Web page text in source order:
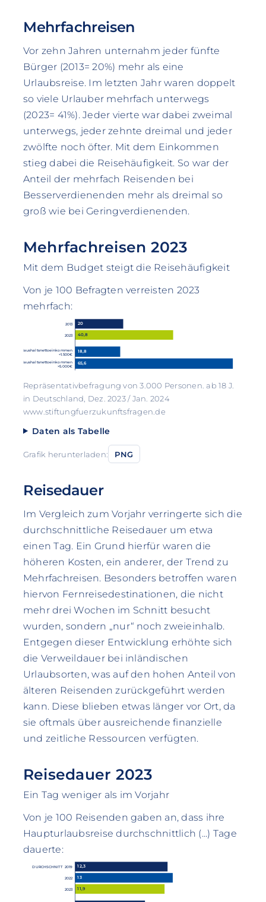
Mehrfachreisen
Vor zehn Jahren unternahm jeder fünfte
Bürger (2013= 20%) mehr als eine
Urlaubsreise. Im letzten Jahr waren doppelt
so viele Urlauber mehrfach unterwegs
(2023= 41%). Jeder vierte war dabei zweimal
unterwegs, jeder zehnte dreimal und jeder
zwölfte noch öfter. Mit dem Einkommen
stieg dabei die Reisehäufigkeit. So war der
Anteil der mehrfach Reisenden bei
Besserverdienenden mehr als dreimal so
groß wie bei Geringverdienenden.
Mehrfachreisen 2023
Mit dem Budget steigt die Reisehäufigkeit
Von je 100 Befragten verreisten 2023
mehrfach:
2013 20
2023 40,8
Haushaltsnettoeinkommen
<1.500€
18,8
Haushaltsnettoeinkommen
>5.000€
65,6
Repräsentativbefragung von 3.000 Personen. ab 18 J.
in Deutschland, Dez. 2023 / Jan. 2024
www.stiftungfuerzukunftsfragen.de
Daten als Tabelle
Grafik herunterladen: PNG
Reisedauer
Im Vergleich zum Vorjahr verringerte sich die
durchschnittliche Reisedauer um etwa
einen Tag. Ein Grund hierfür waren die
höheren Kosten, ein anderer, der Trend zu
Mehrfachreisen. Besonders betroffen waren
hiervon Fernreisedestinationen, die nicht
mehr drei Wochen im Schnitt besucht
wurden, sondern „nur“ noch zweieinhalb.
Entgegen dieser Entwicklung erhöhte sich
die Verweildauer bei inländischen
Urlaubsorten, was auf den hohen Anteil von
älteren Reisenden zurückgeführt werden
kann. Diese blieben etwas länger vor Ort, da
sie oftmals über ausreichende finanzielle
und zeitliche Ressourcen verfügten.
Reisedauer 2023
Ein Tag weniger als im Vorjahr
Von je 100 Reisenden gaben an, dass ihre
Haupturlaubsreise durchschnittlich (...) Tage
dauerte:
DURCHSCHNITT 2019 12,3
2022 13
2023 11,9